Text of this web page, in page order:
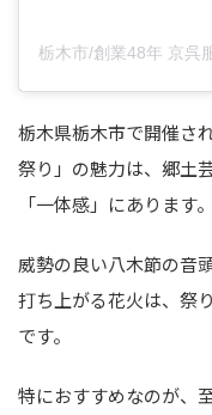
栃木県栃木市で開催さ
祭り」の魅力は、郷土
「一体感」にあります。
威勢の良い八木節の音
打ち上がる花火は、祭
です。
特におすすめなのが、